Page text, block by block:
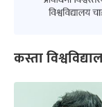
कस्ता